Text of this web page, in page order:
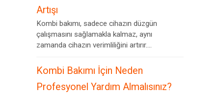
Artışı
Kombi bakımı, sadece cihazın düzgün
çalışmasını sağlamakla kalmaz, aynı
zamanda cihazın verimliliğini artırır....
Kombi Bakımı İçin Neden
Profesyonel Yardım Almalısınız?